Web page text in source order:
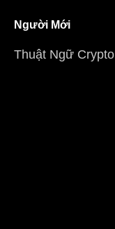
Người Mới
Thuật Ngữ Crypto